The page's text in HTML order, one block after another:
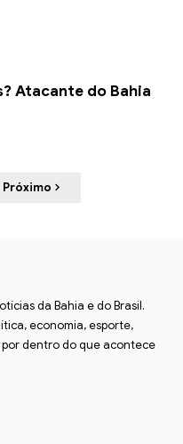
Atacante do Bahia
Próximo
da Bahia e do Brasil.
economia, esporte,
dentro do que acontece